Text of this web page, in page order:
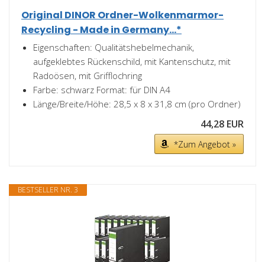
Original DINOR Ordner-Wolkenmarmor-
Recycling - Made in Germany...*
Eigenschaften: Qualitätshebelmechanik,
aufgeklebtes Rückenschild, mit Kantenschutz, mit
Radoösen, mit Grifflochring
Farbe: schwarz Format: für DIN A4
Länge/Breite/Höhe: 28,5 x 8 x 31,8 cm (pro Ordner)
44,28 EUR
*Zum Angebot »
BESTSELLER NR. 3